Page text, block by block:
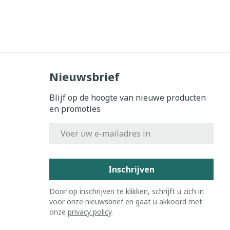
Nieuwsbrief
Blijf op de hoogte van nieuwe producten
en promoties
Inschrijven
Door op inschrijven te klikken, schrijft u zich in
voor onze nieuwsbrief en gaat u akkoord met
onze privacy policy.